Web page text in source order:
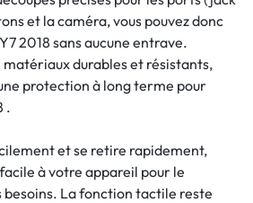
et la caméra, vous pouvez donc
2018 sans aucune entrave.
durables et résistants,
protection à long terme pour
.
et se retire rapidement,
à votre appareil pour le
besoins. La fonction tactile reste